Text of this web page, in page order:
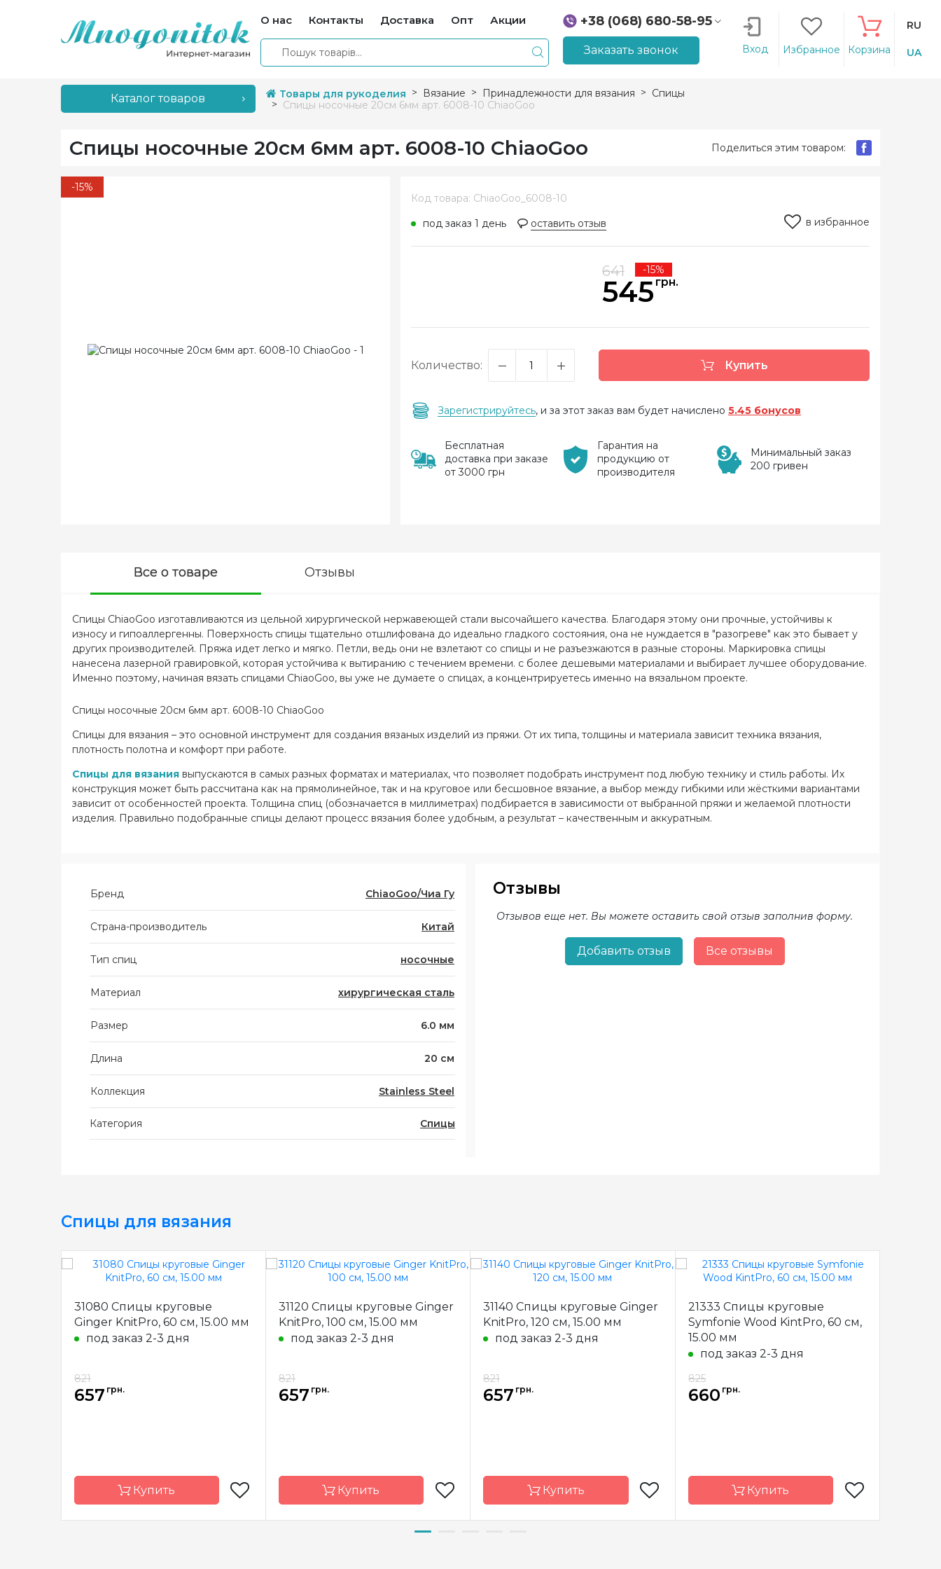
О нас Контакты Доставка Опт Акции
+38 (068) 680-58-95
+38 (066) 207-14-90
Заказать звонок Вход Избранное Корзина
RU
UA
Каталог товаров Товары для рукоделия Вязание Принадлежности для вязания
Спицы
Спицы носочные 20см 6мм арт. 6008-10 ChiaoGoo
Спицы носочные 20см 6мм арт. 6008-10 ChiaoGoo Поделиться этим товаром:
-15%
Код товара: ChiaoGoo_6008-10
под заказ 1 день
оставить отзыв в избранное
641 -15%
545 грн.
Количество: Купить
Зарегистрируйтесь, и за этот заказ вам будет начислено 5.45 бонусов
Бесплатная
доставка при заказе
от 3000 грн
Гарантия на
продукцию от
производителя
Минимальный заказ
200 гривен
Все о товаре Отзывы
Спицы ChiaoGoo изготавливаются из цельной хирургической нержавеющей стали высочайшего качества. Благодаря этому они прочные, устойчивы к
износу и гипоаллергенны. Поверхность спицы тщательно отшлифована до идеально гладкого состояния, она не нуждается в "разогреве" как это бывает у
других производителей. Пряжа идет легко и мягко. Петли, ведь они не взлетают со спицы и не разъезжаются в разные стороны. Маркировка спицы
нанесена лазерной гравировкой, которая устойчива к вытиранию с течением времени. с более дешевыми материалами и выбирает лучшее оборудование.
Именно поэтому, начиная вязать спицами ChiaoGoo, вы уже не думаете о спицах, а концентрируетесь именно на вязальном проекте.
Спицы носочные 20см 6мм арт. 6008-10 ChiaoGoo
Спицы для вязания – это основной инструмент для создания вязаных изделий из пряжи. От их типа, толщины и материала зависит техника вязания,
плотность полотна и комфорт при работе.
Спицы для вязания выпускаются в самых разных форматах и материалах, что позволяет подобрать инструмент под любую технику и стиль работы. Их
конструкция может быть рассчитана как на прямолинейное, так и на круговое или бесшовное вязание, а выбор между гибкими или жёсткими вариантами
зависит от особенностей проекта. Толщина спиц (обозначается в миллиметрах) подбирается в зависимости от выбранной пряжи и желаемой плотности
изделия. Правильно подобранные спицы делают процесс вязания более удобным, а результат – качественным и аккуратным.
Бренд ChiaoGoo/Чиа Гу
Страна-производитель Китай
Тип спиц носочные
Материал хирургическая сталь
Размер 6.0 мм
Длина 20 см
Коллекция Stainless Steel
Категория Спицы
Отзывы
Отзывов еще нет. Вы можете оставить свой отзыв заполнив форму.
Добавить отзыв Все отзывы
Спицы для вязания
31080 Спицы круговые
Ginger KnitPro, 60 см, 15.00 мм
под заказ 2-3 дня
821
657 грн.
Купить
31120 Спицы круговые Ginger
KnitPro, 100 см, 15.00 мм
под заказ 2-3 дня
821
657 грн.
Купить
31140 Спицы круговые Ginger
KnitPro, 120 см, 15.00 мм
под заказ 2-3 дня
821
657 грн.
Купить
21333 Спицы круговые
Symfonie Wood KintPro, 60 см,
15.00 мм
под заказ 2-3 дня
825
660 грн.
Купить